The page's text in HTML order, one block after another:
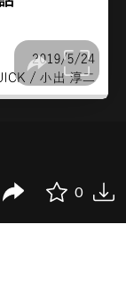
0